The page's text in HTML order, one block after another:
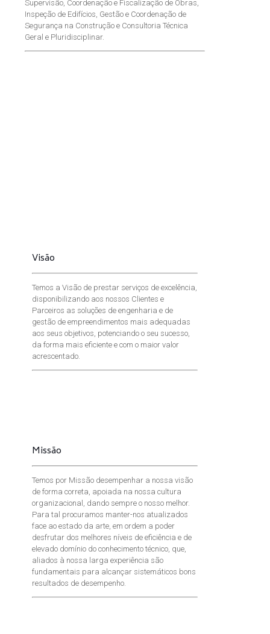
Supervisão, Coordenação e Fiscalização de Obras,
Inspeção de Edifícios, Gestão e Coordenação de
Segurança na Construção e Consultoria Técnica
Geral e Pluridisciplinar.
Visão
Temos a Visão de prestar serviços de excelência,
disponibilizando aos nossos Clientes e
Parceiros as soluções de engenharia e de
gestão de empreendimentos mais adequadas
aos seus objetivos, potenciando o seu sucesso,
da forma mais eficiente e com o maior valor
acrescentado.
Missão
Temos por Missão desempenhar a nossa visão
de forma correta, apoiada na nossa cultura
organizacional, dando sempre o nosso melhor.
Para tal procuramos manter-nos atualizados
face ao estado da arte, em ordem a poder
desfrutar dos melhores níveis de eficiência e de
elevado domínio do conhecimento técnico, que,
aliados à nossa larga experiência são
fundamentais para alcançar sistemáticos bons
resultados de desempenho.